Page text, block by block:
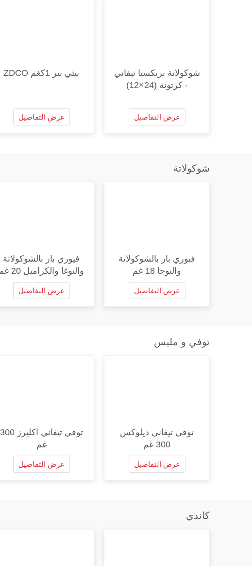
شوكولاتة بريكستا تيفاني
- كرتونة (24×12)
عرض التفاصيل
بيتي بير 1كغم ZDCO
عرض التفاصيل
شوكولاتة
فيوري بار بالشوكولاتة
والنوجا 18 غم
عرض التفاصيل
فيوري بار بالشوكولاتة
والنوغا والكراميل 20 غم
عرض التفاصيل
توفي و ملبس
توفي تيفاني ديلوكس
300 غم
عرض التفاصيل
توفي تيفاني اكليرز 300
غم
عرض التفاصيل
كاندي